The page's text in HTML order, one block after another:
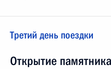
Третий день поездки
Открытие